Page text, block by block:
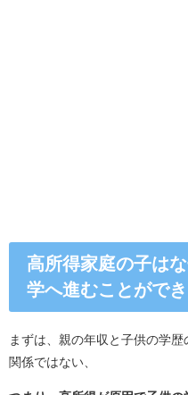
高所得家庭の子は
学へ進むことがで
まずは、親の年収と子供の学
関係ではない、